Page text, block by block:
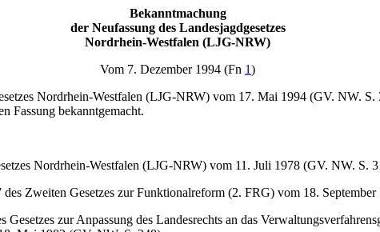
Bekanntmachung
der Neufassung des Landesjagdgesetzes
Nordrhein-Westfalen (LJG-NRW)
Vom 7. Dezember 1994 (Fn 1)
Nordrhein-Westfalen (LJG-NRW) vom 17. Mai 1994 (GV. NW. S.
Fassung bekanntgemacht.
Nordrhein-Westfalen (LJG-NRW) vom 11. Juli 1978 (GV. NW. S.
Zweiten Gesetzes zur Funktionalreform (2. FRG) vom 18.
zur Anpassung des Landesrechts an das